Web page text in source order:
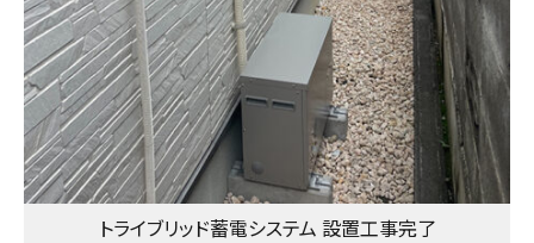
トライブリッド蓄電システム 設置工事完了